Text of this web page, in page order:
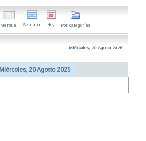
Mensual Semanal Hoy Por categorías
Miércoles, 20 Agosto 2025
Miércoles, 20 Agosto 2025